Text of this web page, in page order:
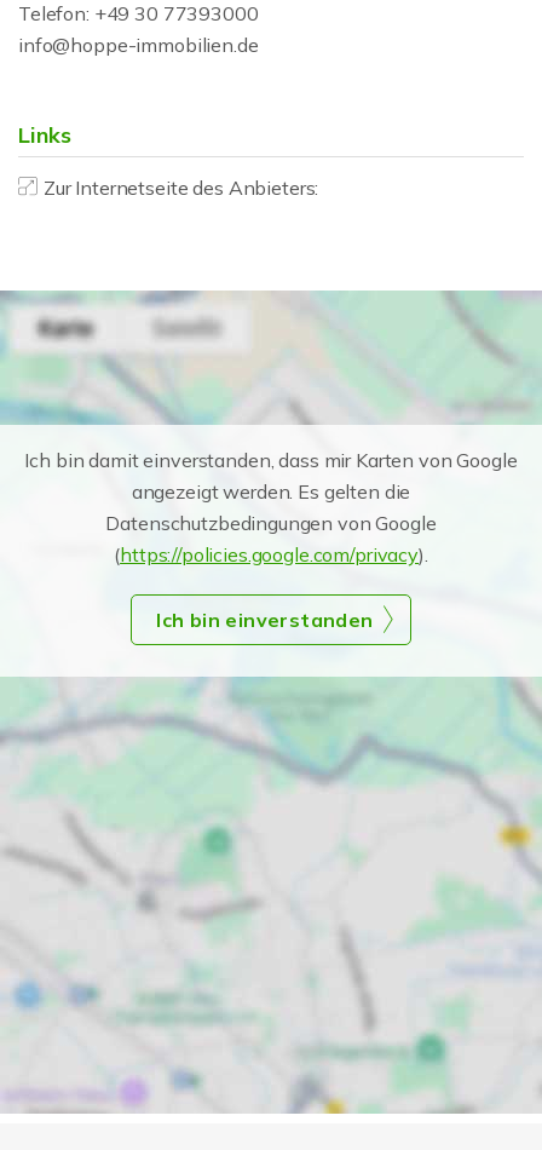
Telefon: +49 30 77393000
info@hoppe-immobilien.de
Links
Zur Internetseite des Anbieters:
Ich bin damit einverstanden, dass mir Karten von Google
angezeigt werden. Es gelten die
Datenschutzbedingungen von Google
(https://policies.google.com/privacy).
Ich bin einverstanden